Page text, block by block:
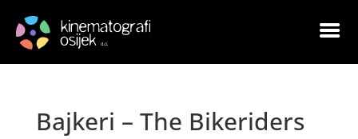
Bajkeri – The Bikeriders